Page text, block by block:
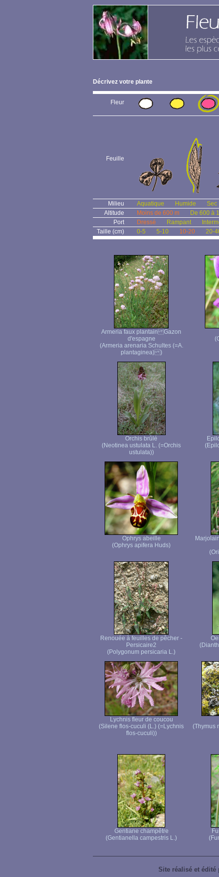
Décrivez votre plante
Fleur
Feuille
Milieu Aquatique Humide
Sec
Altitude
Moins de 600 m
De 600 à
Port
Dressé Rampant
Taille (cm)
0-5 5-10 10-20 20-
Armeria faux plantain Gazon
d'espagne
(Armeria arenaria Schultes (=A.
plantaginea) )
Orchis brûlé
(Neotinea ustulata L. (=Orchis
ustulata))
Ophrys abeille
(Ophrys apifera Huds)
Renouée à feuilles de pêcher -
Persicaire2
(Polygonum persicaria L.)
Lychnis fleur de coucou
(Silene flos-cuculi (L.) (=Lychnis
flos-cuculi))
(Thymus
Gentiane champêtre
(Gentianella campestris L.)
Site réalisé et édité